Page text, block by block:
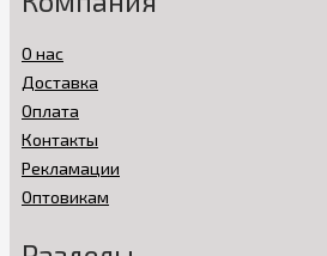
О нас
Доставка
Оплата
Контакты
Рекламации
Оптовикам